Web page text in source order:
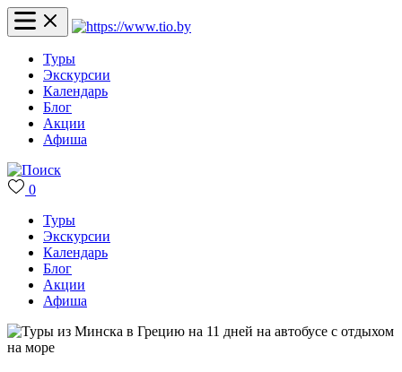
Туры
Экскурсии
Календарь
Блог
Акции
Афиша
0
Туры
Экскурсии
Календарь
Блог
Акции
Афиша